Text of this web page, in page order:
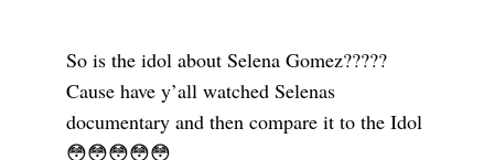
So is the idol about Selena Gomez?????
Cause have y’all watched Selenas
documentary and then compare it to the Idol
😳😳😳😳😳